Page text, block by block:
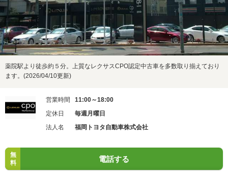
薬院駅より徒歩約５分。上質なレクサスCPO認定中古車を多数取り揃えており
ます。(2026/04/10更新)
営業時間
11:00～18:00
定休日
毎週月曜日
法人名
福岡トヨタ自動車株式会社
無
料
電話する